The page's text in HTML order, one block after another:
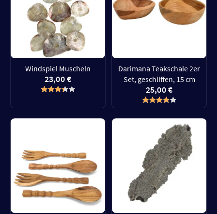
Windspiel Muscheln
23,00 €
Darimana Teakschale 2er
Set, geschliffen, 15 cm
25,00 €